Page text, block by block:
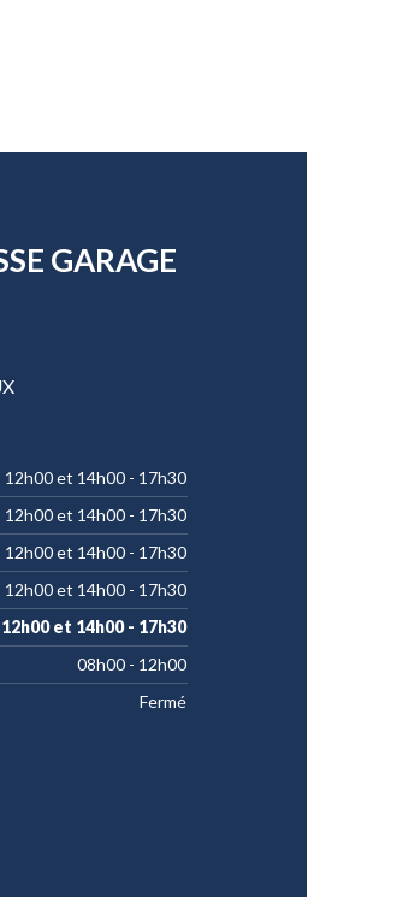
GARAGE
12h00 et 14h00 - 17h30
12h00 et 14h00 - 17h30
12h00 et 14h00 - 17h30
12h00 et 14h00 - 17h30
et 14h00 - 17h30
08h00 - 12h00
Fermé